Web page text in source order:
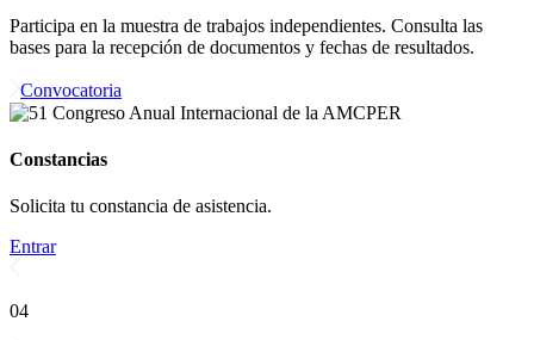
Participa en la muestra de trabajos independientes. Consulta las
bases para la recepción de documentos y fechas de resultados.
Convocatoria
Constancias
Solicita tu constancia de asistencia.
Entrar
04